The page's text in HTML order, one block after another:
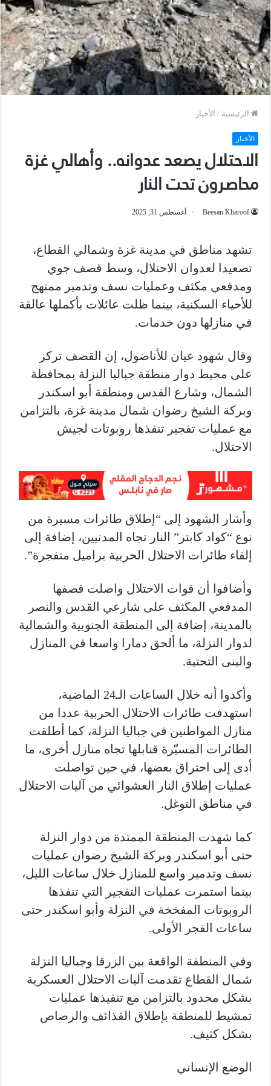
الرئيسية / الأخبار
الأخبار
الاحتلال يصعد عدوانه.. وأهالي غزة
محاصرون تحت النار
Beesan Kharoof أغسطس 31, 2025
تشهد مناطق في مدينة غزة وشمالي القطاع،
تصعيدا لعدوان الاحتلال، وسط قصف جوي
ومدفعي مكثف وعمليات نسف وتدمير ممنهج
للأحياء السكنية، بينما ظلت عائلات بأكملها عالقة
في منازلها دون خدمات.
وقال شهود عيان للأناضول، إن القصف تركز
على محيط دوار منطقة جباليا النزلة بمحافظة
الشمال، وشارع القدس ومنطقة أبو اسكندر
وبركة الشيخ رضوان شمال مدينة غزة، بالتزامن
مع عمليات تفجير تنفذها روبوتات لجيش
الاحتلال.
وأشار الشهود إلى “إطلاق طائرات مسيرة من
نوع “كواد كابتر” النار تجاه المدنيين، إضافة إلى
إلقاء طائرات الاحتلال الحربية براميل متفجرة”.
وأضافوا أن قوات الاحتلال واصلت قصفها
المدفعي المكثف على شارعي القدس والنصر
بالمدينة، إضافة إلى المنطقة الجنوبية والشمالية
لدوار النزلة، ما ألحق دمارا واسعا في المنازل
والبنى التحتية.
وأكدوا أنه خلال الساعات الـ24 الماضية،
استهدفت طائرات الاحتلال الحربية عددا من
منازل المواطنين في جباليا النزلة، كما أطلقت
الطائرات المسيّرة قنابلها تجاه منازل أخرى، ما
أدى إلى احتراق بعضها، في حين تواصلت
عمليات إطلاق النار العشوائي من آليات الاحتلال
في مناطق التوغل.
كما شهدت المنطقة الممتدة من دوار النزلة
حتى أبو اسكندر وبركة الشيخ رضوان عمليات
نسف وتدمير واسع للمنازل خلال ساعات الليل،
بينما استمرت عمليات التفجير التي تنفذها
الروبوتات المفخخة في النزلة وأبو اسكندر حتى
ساعات الفجر الأولى.
وفي المنطقة الواقعة بين الزرقا وجباليا النزلة
شمال القطاع تقدمت آليات الاحتلال العسكرية
بشكل محدود بالتزامن مع تنفيذها عمليات
تمشيط للمنطقة بإطلاق القذائف والرصاص
بشكل كثيف.
الوضع الإنساني